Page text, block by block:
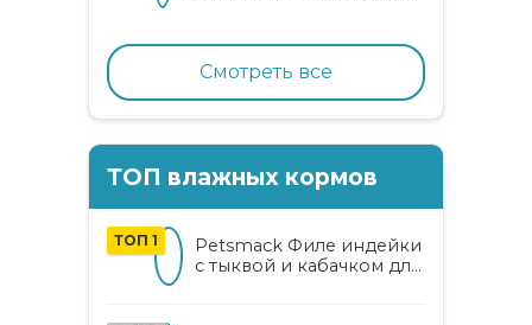
рыбой, коноплей и алоэ
вера
Смотреть все
ТОП влажных кормов
ТОП 1
Petsmack Филе индейки
с тыквой и кабачком для